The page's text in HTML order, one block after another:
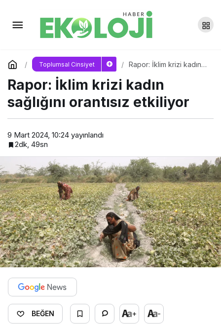
Toplumsal Cinsiyet
Rapor: İklim krizi kadın
etkiliyor
Rapor: İklim krizi kadın
sağlığını orantısız etkiliyor
9 Mart 2024, 10:24 yayınlandı
2dk, 49sn
BEĞEN + -
Depremzede kadınların
yaşamları konteyner kentlere
sıkıştırıldı
Yorum Yap Paylaş